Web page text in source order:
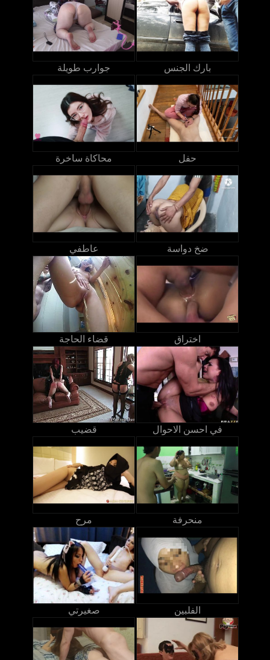
جوارب طويلة بارك الجنس
محاكاة ساخرة حفل
عاطفي ضخ دواسة
قضاء الحاجة اختراق
قضيب في احسن الاحوال
مرح منحرفة
صغيرتي الفلبين